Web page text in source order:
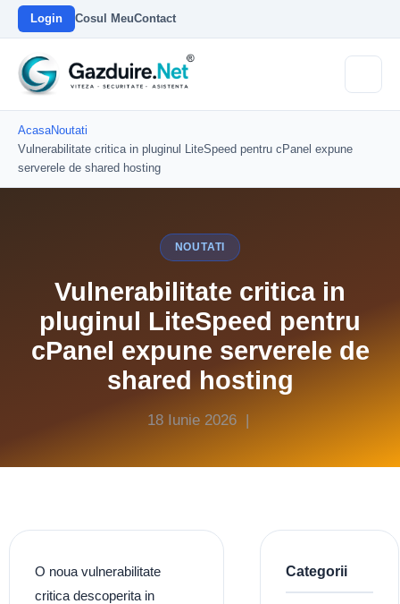
Login Cosul MeuContact
AcasaNoutati
Vulnerabilitate critica in pluginul LiteSpeed pentru cPanel expune
serverele de shared hosting
NOUTATI
Vulnerabilitate critica in
pluginul LiteSpeed pentru
cPanel expune serverele de
shared hosting
18 Iunie 2026 |
O noua vulnerabilitate
critica descoperita in
Categorii